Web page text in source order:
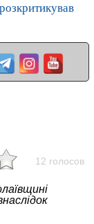
12 голосов